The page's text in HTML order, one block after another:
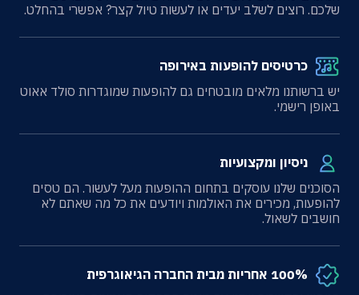
שלכם. רוצים לשלב יעדים או לעשות טיול קצר? אפשרי בהחלט.
כרטיסים להופעות באירופה
יש ברשותנו מלאים מובטחים גם להופעות שמוגדרות סולד אאוט
באופן רישמי.
ניסיון ומקצועיות
הסוכנים שלנו עוסקים בתחום ההופעות מעל לעשור. הם טסים
להופעות, מכירים את האולמות ויודעים את כל מה שאתם לא
חושבים לשאול.
100% אחריות מבית החברה הגיאוגרפית